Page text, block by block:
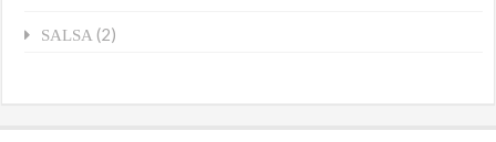
SALSA (2)